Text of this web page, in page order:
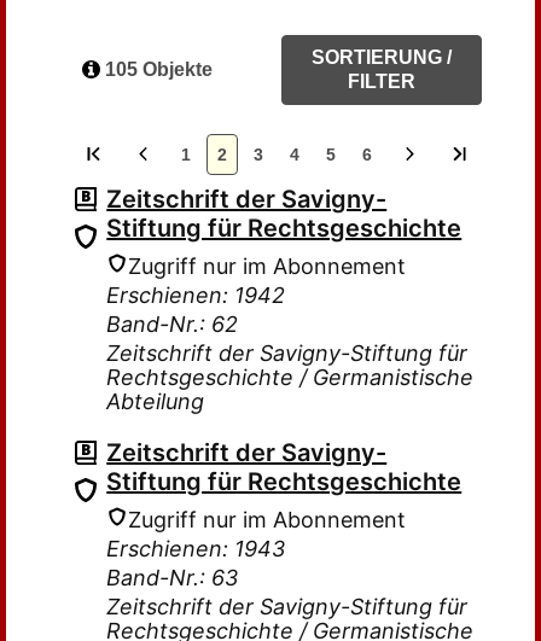
105 Objekte
SORTIERUNG /
FILTER
1 2 3 4 5 6
Zeitschrift der Savigny-
Stiftung für Rechtsgeschichte
Zugriff nur im Abonnement
Erschienen: 1942
Band-Nr.: 62
Zeitschrift der Savigny-Stiftung für
Rechtsgeschichte / Germanistische
Abteilung
Zeitschrift der Savigny-
Stiftung für Rechtsgeschichte
Zugriff nur im Abonnement
Erschienen: 1943
Band-Nr.: 63
Zeitschrift der Savigny-Stiftung für
Rechtsgeschichte / Germanistische